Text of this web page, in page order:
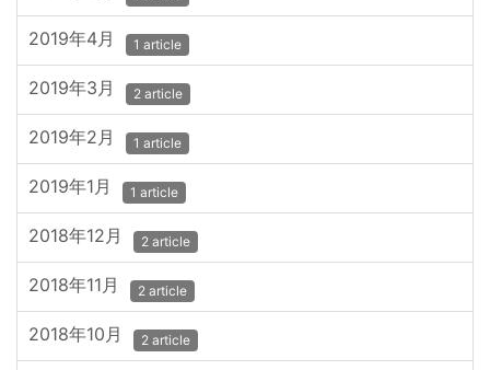
2019年4月 1 article
2019年3月 2 article
2019年2月 1 article
2019年1月 1 article
2018年12月 2 article
2018年11月 2 article
2018年10月 2 article